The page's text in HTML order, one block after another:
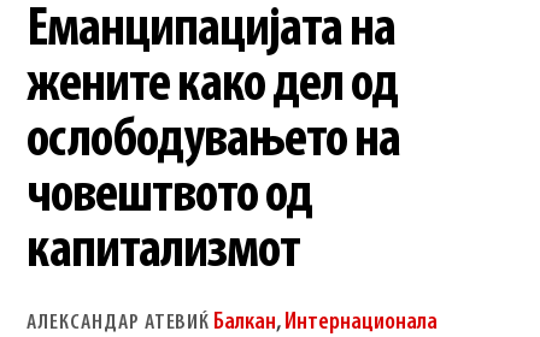
Еманципацијата на
жените како дел од
ослободувањето на
човештвото од
капитализмот
АЛЕКСАНДАР АТЕВИЌ Балкан,Интернационала